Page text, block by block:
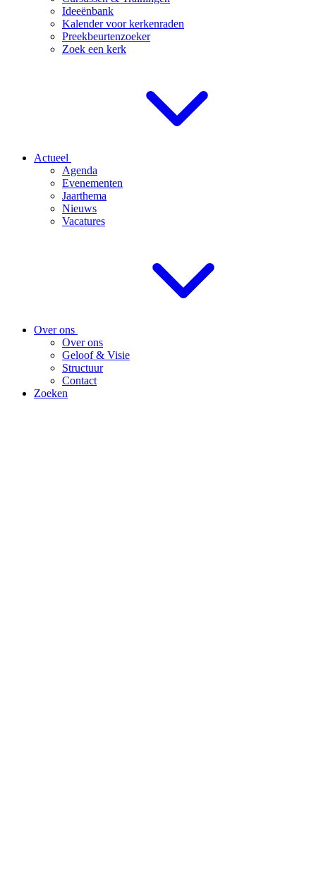
Ideeënbank
Kalender voor kerkenraden
Preekbeurtenzoeker
Zoek een kerk
Actueel
Agenda
Evenementen
Jaarthema
Nieuws
Vacatures
Over ons
Over ons
Geloof & Visie
Structuur
Contact
Zoeken